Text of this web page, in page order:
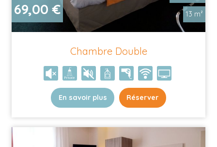
13 m²
69,00 €
Chambre Double
En savoir plus Réserver